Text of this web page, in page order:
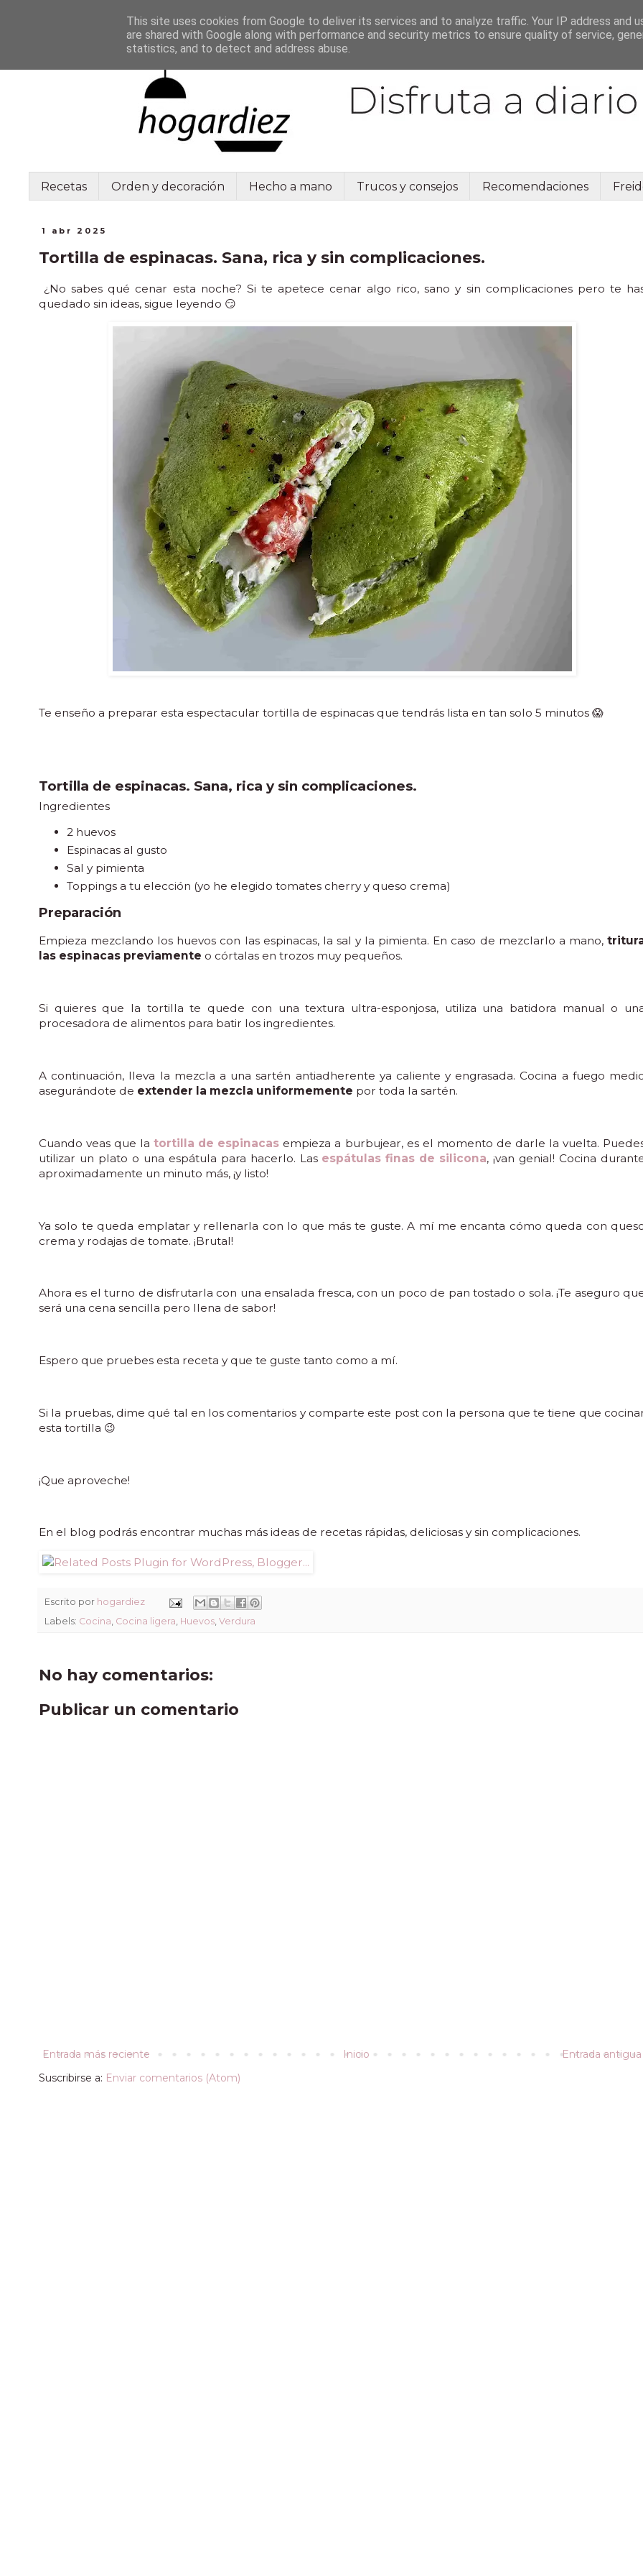
Recetas Orden y decoración Hecho a mano Trucos y consejos Recomendaciones
1 abr 2025
Tortilla de espinacas. Sana, rica y sin complicaciones.
¿No sabes qué cenar esta noche? Si te apetece cenar algo rico, sano y sin complicaciones pero te
quedado sin ideas, sigue leyendo 😏
Te enseño a preparar esta espectacular tortilla de espinacas que tendrás lista en tan solo 5 minutos 😱
Tortilla de espinacas. Sana, rica y sin complicaciones.
Ingredientes
2 huevos
Espinacas al gusto
Sal y pimienta
Toppings a tu elección (yo he elegido tomates cherry y queso crema)
Preparación
Empieza mezclando los huevos con las espinacas, la sal y la pimienta. En caso de mezclarlo a mano,
las espinacas previamente o córtalas en trozos muy pequeños.
Si quieres que la tortilla te quede con una textura ultra-esponjosa, utiliza una batidora manual o
procesadora de alimentos para batir los ingredientes.
A continuación, lleva la mezcla a una sartén antiadherente ya caliente y engrasada. Cocina a fuego
asegurándote de extender la mezcla uniformemente por toda la sartén.
Cuando veas que la tortilla de espinacas empieza a burbujear, es el momento de darle la vuelta.
utilizar un plato o una espátula para hacerlo. Las espátulas finas de silicona, ¡van genial! Cocina
aproximadamente un minuto más, ¡y listo!
Ya solo te queda emplatar y rellenarla con lo que más te guste. A mí me encanta cómo queda con
crema y rodajas de tomate. ¡Brutal!
Ahora es el turno de disfrutarla con una ensalada fresca, con un poco de pan tostado o sola. ¡Te aseguro
será una cena sencilla pero llena de sabor!
Espero que pruebes esta receta y que te guste tanto como a mí.
Si la pruebas, dime qué tal en los comentarios y comparte este post con la persona que te tiene que
esta tortilla 😉
¡Que aproveche!
En el blog podrás encontrar muchas más ideas de recetas rápidas, deliciosas y sin complicaciones.
Escrito por hogardiez
Labels: Cocina, Cocina ligera, Huevos, Verdura
No hay comentarios:
Publicar un comentario
Entrada más reciente Entrada antigua
Inicio
Suscribirse a: Enviar comentarios (Atom)
This site uses cookies from Google to deliver its services and to analyze traffic. Your IP address and
are shared with Google along with performance and security metrics to ensure quality of service,
statistics, and to detect and address abuse.